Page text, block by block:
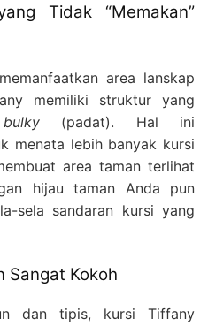
Tidak “Memakan”
area lanskap
memiliki struktur yang
bulky(padat). Hal ini
menata lebih banyak kursi
area taman terlihat
hijau taman Anda pun
sela sandaran kursi yang
Sangat Kokoh
dan tipis, kursi Tiffany